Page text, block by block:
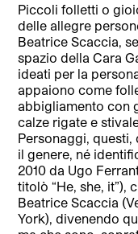
Piccoli folletti o
delle allegre
Beatrice Scaccia,
spazio della Cara
ideati per la
appaiono come
abbigliamento con
calze rigate e
Personaggi,
il genere, né
2010 da Ugo
titolò “He, she, it”),
Beatrice Scaccia
York), divenendo